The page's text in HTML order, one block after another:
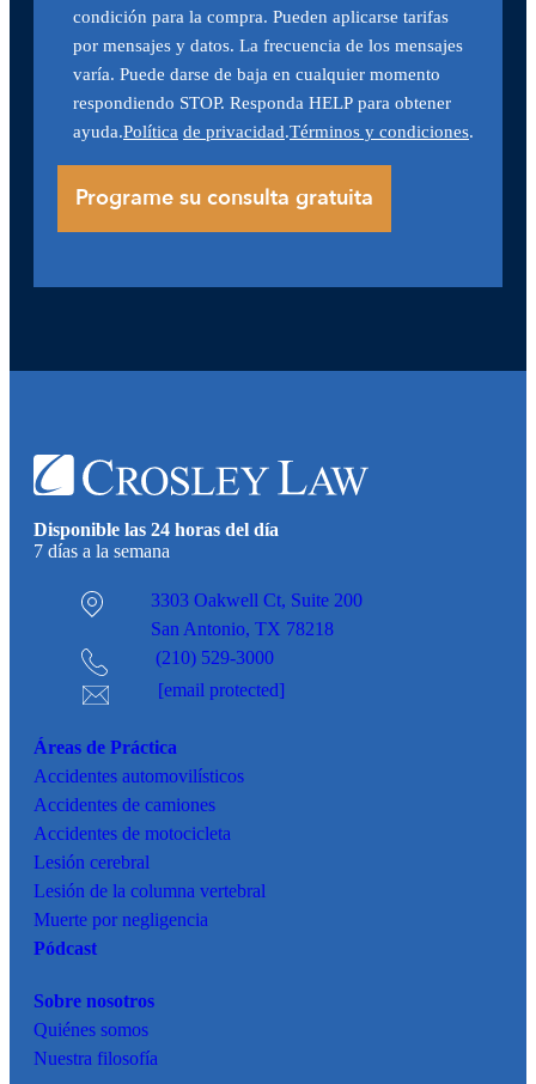
condición para la compra. Pueden aplicarse tarifas
por mensajes y datos. La frecuencia de los mensajes
varía. Puede darse de baja en cualquier momento
respondiendo STOP. Responda HELP para obtener
ayuda.Política de privacidad.Términos y condiciones.
Disponible las 24 horas del día
7 días a la semana
3303 Oakwell Ct, Suite 200
San Antonio, TX 78218
(210) 529-3000
[email protected]
Áreas de Práctica
Accidentes automovilísticos
Accidentes de camiones
Accidentes de motocicleta
Lesión cerebral
Lesión de la columna vertebral
Muerte por negligencia
Pódcast
Sobre nosotros
Quiénes somos
Nuestra filosofía